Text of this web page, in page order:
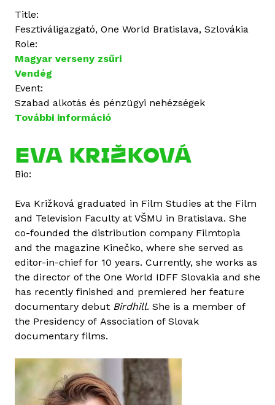
Title:
Fesztiváligazgató, One World Bratislava, Szlovákia
Role:
Magyar verseny zsűri
Vendég
Event:
Szabad alkotás és pénzügyi nehézségek
További információ
a
K
ž
k
o
v
á
t
a
r
t
m
EVA KRIŽKOVÁ
Bio:
Eva Križková graduated in Film Studies at the Film
and Television Faculty at VŠMU in Bratislava. She
co-founded the distribution company Filmtopia
and the magazine Kinečko, where she served as
editor-in-chief for 10 years. Currently, she works as
the director of the One World IDFF Slovakia and she
has recently finished and premiered her feature
documentary debut Birdhill. She is a member of
the Presidency of Association of Slovak
documentary films.